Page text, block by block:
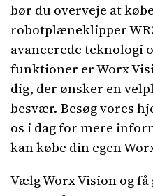
bør du overveje at
robotplæneklipper
avancerede teknologi
funktioner er Worx
dig, der ønsker en
besvær. Besøg vores
os i dag for mere
kan købe din egen
Vælg Worx Vision og